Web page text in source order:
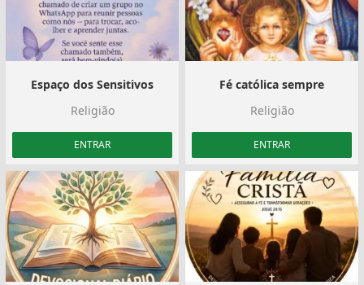
Espaço dos Sensitivos
Religião
ENTRAR
Fé católica sempre
Religião
ENTRAR